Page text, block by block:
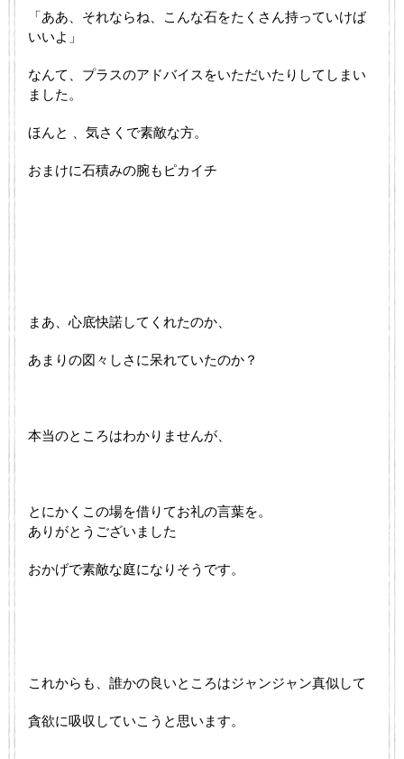
「ああ、それならね、こんな石をたくさん持っていけば
いいよ」
なんて、プラスのアドバイスをいただいたりしてしまい
ました。
ほんと 、気さくで素敵な方。
おまけに石積みの腕もピカイチ
まあ、心底快諾してくれたのか、
あまりの図々しさに呆れていたのか？
本当のところはわかりませんが、
とにかくこの場を借りてお礼の言葉を。
ありがとうございました
おかげで素敵な庭になりそうです。
これからも、誰かの良いところはジャンジャン真似して
貪欲に吸収していこうと思います。